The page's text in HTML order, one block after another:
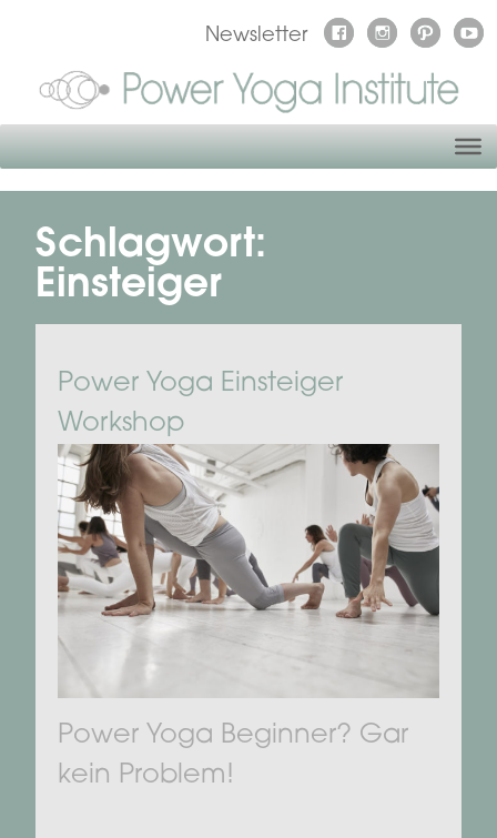
Newsletter
Schlagwort:
Einsteiger
Power Yoga Einsteiger
Workshop
Power Yoga Beginner? Gar
kein Problem!